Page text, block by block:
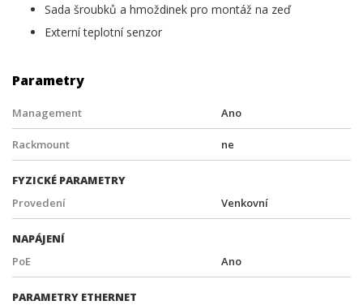
Sada šroubků a hmoždinek pro montáž na zeď
Externí teplotní senzor
Parametry
Management Ano
Rackmount ne
FYZICKÉ PARAMETRY
Provedení
Venkovní
NAPÁJENÍ
PoE
Ano
PARAMETRY ETHERNET